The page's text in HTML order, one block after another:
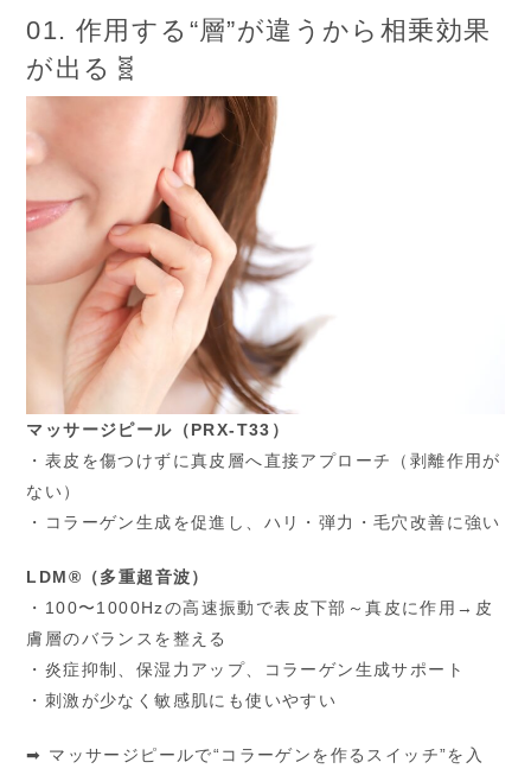
01. 作用する“層”が違うから相乗効果
が出る🧬
マッサージピール（PRX‑T33）
・表皮を傷つけずに真皮層へ直接アプローチ（剥離作用が
ない）
・コラーゲン生成を促進し、ハリ・弾力・毛穴改善に強い
LDM®（多重超音波）
・100〜1000Hzの高速振動で表皮下部～真皮に作用→皮
膚層のバランスを整える
・炎症抑制、保湿力アップ、コラーゲン生成サポート
・刺激が少なく敏感肌にも使いやすい
➡ マッサージピールで“コラーゲンを作るスイッチ”を入